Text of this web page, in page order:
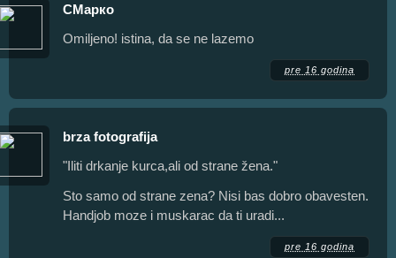
СМарко
Omiljeno! istina, da se ne lazemo
pre 16 godina
brza fotografija
"Iliti drkanje kurca,ali od strane žena."
Sto samo od strane zena? Nisi bas dobro obavesten.
Handjob moze i muskarac da ti uradi...
pre 16 godina